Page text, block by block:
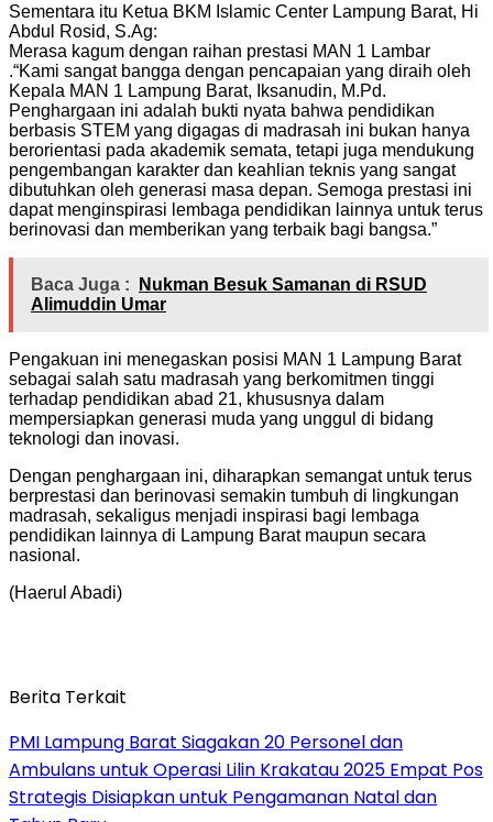
Sementara itu Ketua BKM Islamic Center Lampung Barat, Hi
Abdul Rosid, S.Ag:
Merasa kagum dengan raihan prestasi MAN 1 Lambar
.“Kami sangat bangga dengan pencapaian yang diraih oleh
Kepala MAN 1 Lampung Barat, Iksanudin, M.Pd.
Penghargaan ini adalah bukti nyata bahwa pendidikan
berbasis STEM yang digagas di madrasah ini bukan hanya
berorientasi pada akademik semata, tetapi juga mendukung
pengembangan karakter dan keahlian teknis yang sangat
dibutuhkan oleh generasi masa depan. Semoga prestasi ini
dapat menginspirasi lembaga pendidikan lainnya untuk terus
berinovasi dan memberikan yang terbaik bagi bangsa.”
Baca Juga :
Nukman Besuk Samanan di RSUD
Alimuddin Umar
Pengakuan ini menegaskan posisi MAN 1 Lampung Barat
sebagai salah satu madrasah yang berkomitmen tinggi
terhadap pendidikan abad 21, khususnya dalam
mempersiapkan generasi muda yang unggul di bidang
teknologi dan inovasi.
Dengan penghargaan ini, diharapkan semangat untuk terus
berprestasi dan berinovasi semakin tumbuh di lingkungan
madrasah, sekaligus menjadi inspirasi bagi lembaga
pendidikan lainnya di Lampung Barat maupun secara
nasional.
(Haerul Abadi)
Berita Terkait
PMI Lampung Barat Siagakan 20 Personel dan
Ambulans untuk Operasi Lilin Krakatau 2025 Empat Pos
Strategis Disiapkan untuk Pengamanan Natal dan